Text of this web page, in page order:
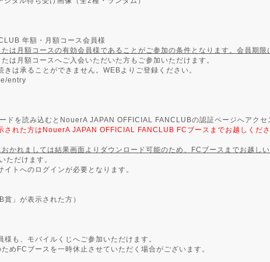
年額・月額コース会員様
は月額コースの有効会員様であることがご参加の条件となります。会員期限
は月額コースへご入会いただいた方もご参加いただけます。
は承ることができません。WEBよりご登録ください。
entry
ドを読み込むとNouerA JAPAN OFFICIAL FANCLUBの認証ページへアクセ
された方はNouerA JAPAN OFFICIAL FANCLUB FCブースまでお越しくださ
かれましては結果画面よりダウンロード可能のため、FCブースまでお越しい
ただけます。
トへのログインが必要となります。
」が表示された方）
も、モバイルくじへご参加いただけます。
めFCブースを一時休止させていただく場合がございます。